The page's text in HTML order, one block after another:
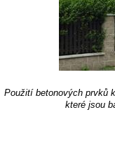
Použití betonových prvků
které jsou